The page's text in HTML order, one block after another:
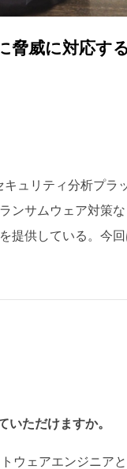
脅威に対応す
ュリティ分析プラ
ンサムウェア対策
提供している。今
ただけますか。
ウェアエンジニア